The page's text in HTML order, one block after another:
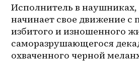
Исполнитель в
начинает свое движение с
избитого и изношенного
саморазрушающегося
охваченного черной